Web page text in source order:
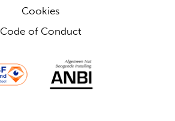
Cookies
Code of Conduct